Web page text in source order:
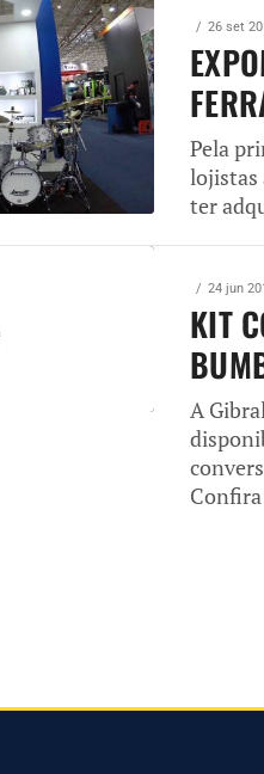
26 set
Pela
lojistas
ter
24 jun
KIT
A